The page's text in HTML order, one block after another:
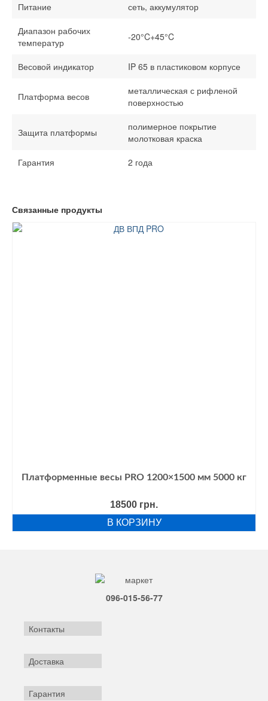
Питание
сеть, аккумулятор
Диапазон рабочих
температур
-20°C+45°C
Весовой индикатор IP 65 в пластиковом корпусе
Платформа весов
металлическая с рифленой
поверхностью
Защита платформы
полимерное покрытие
молотковая краска
Гарантия
2 года
Связанные продукты
Платформенные весы PRO 1200×1500 мм 5000 кг
18500 грн.
В КОРЗИНУ
096-015-56-77
Контакты
Доставка
Гарантия